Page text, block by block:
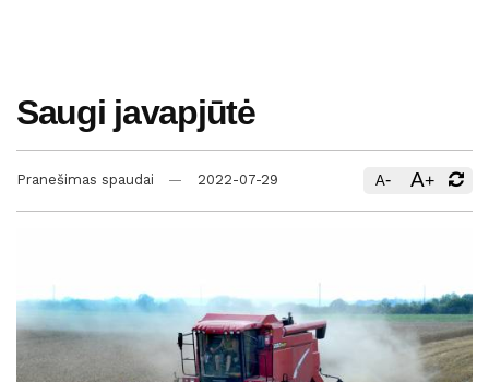
Saugi javapjūtė
Pranešimas spaudai 2022-07-29 A- A+